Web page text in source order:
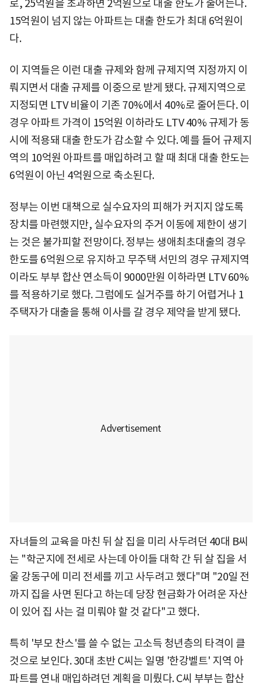
로, 25억원을 초과하면 2억원으로 대출 한도가 줄어든다.
15억원이 넘지 않는 아파트는 대출 한도가 최대 6억원이
다.
이 지역들은 이런 대출 규제와 함께 규제지역 지정까지 이
뤄지면서 대출 규제를 이중으로 받게 됐다. 규제지역으로
지정되면 LTV 비율이 기존 70%에서 40%로 줄어든다. 이
경우 아파트 가격이 15억원 이하라도 LTV 40% 규제가 동
시에 적용돼 대출 한도가 감소할 수 있다. 예를 들어 규제지
역의 10억원 아파트를 매입하려고 할 때 최대 대출 한도는
6억원이 아닌 4억원으로 축소된다.
정부는 이번 대책으로 실수요자의 피해가 커지지 않도록
장치를 마련했지만, 실수요자의 주거 이동에 제한이 생기
는 것은 불가피할 전망이다. 정부는 생애최초대출의 경우
한도를 6억원으로 유지하고 무주택 서민의 경우 규제지역
이라도 부부 합산 연소득이 9000만원 이하라면 LTV 60%
를 적용하기로 했다. 그럼에도 실거주를 하기 어렵거나 1
주택자가 대출을 통해 이사를 갈 경우 제약을 받게 됐다.
자녀들의 교육을 마친 뒤 살 집을 미리 사두려던 40대 B씨
는 "학군지에 전세로 사는데 아이들 대학 간 뒤 살 집을 서
울 강동구에 미리 전세를 끼고 사두려고 했다"며 "20일 전
까지 집을 사면 된다고 하는데 당장 현금화가 어려운 자산
이 있어 집 사는 걸 미뤄야 할 것 같다"고 했다.
특히 '부모 찬스'를 쓸 수 없는 고소득 청년층의 타격이 클
것으로 보인다. 30대 초반 C씨는 일명 '한강벨트' 지역 아
파트를 연내 매입하려던 계획을 미뤘다. C씨 부부는 합산